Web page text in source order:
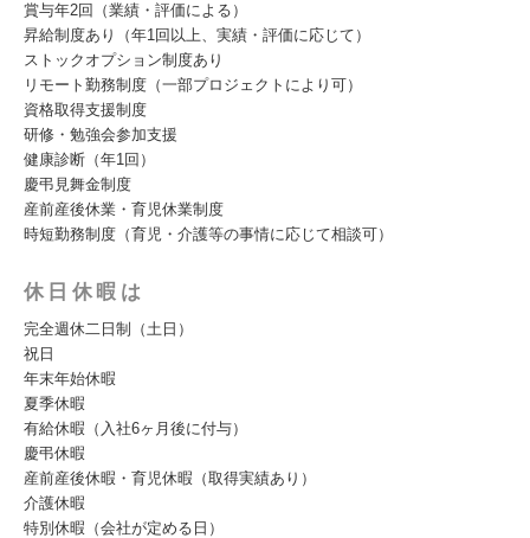
賞与年2回（業績・評価による）
昇給制度あり（年1回以上、実績・評価に応じて）
ストックオプション制度あり
リモート勤務制度（一部プロジェクトにより可）
資格取得支援制度
研修・勉強会参加支援
健康診断（年1回）
慶弔見舞金制度
産前産後休業・育児休業制度
時短勤務制度（育児・介護等の事情に応じて相談可）
休日休暇は
完全週休二日制（土日）
祝日
年末年始休暇
夏季休暇
有給休暇（入社6ヶ月後に付与）
慶弔休暇
産前産後休暇・育児休暇（取得実績あり）
介護休暇
特別休暇（会社が定める日）